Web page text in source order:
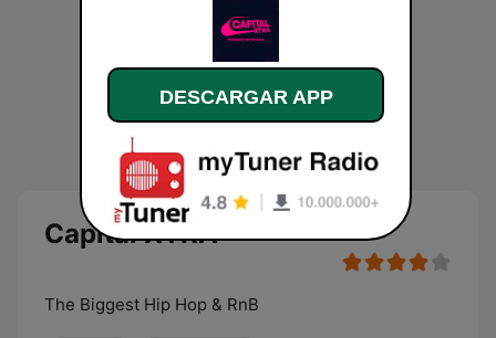
Capital XTRA
The Biggest Hip Hop & RnB
DESCARGAR APP